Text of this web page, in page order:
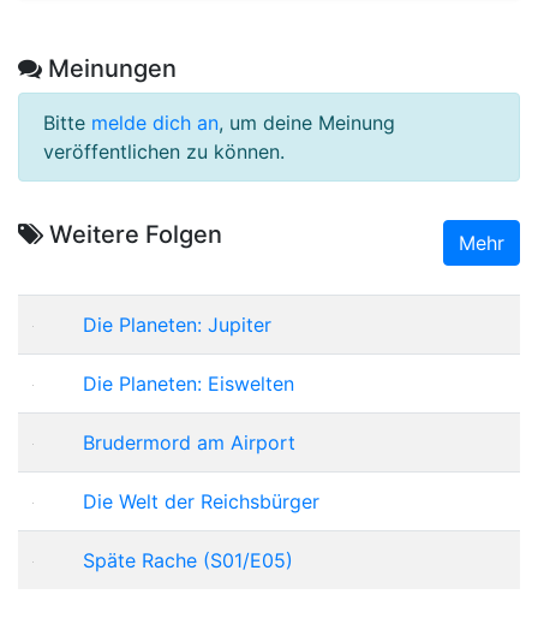
Meinungen
Bitte melde dich an, um deine Meinung
veröffentlichen zu können.
Weitere Folgen Mehr
Die Planeten: Jupiter
Die Planeten: Eiswelten
Brudermord am Airport
Die Welt der Reichsbürger
Späte Rache (S01/E05)